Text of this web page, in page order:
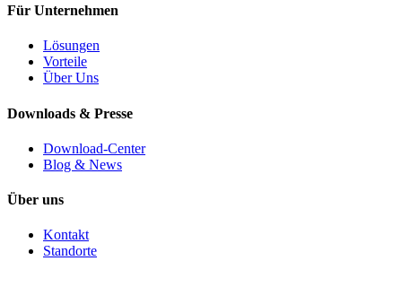
Für Unternehmen
Lösungen
Vorteile
Über Uns
Downloads & Presse
Download-Center
Blog & News
Über uns
Kontakt
Standorte